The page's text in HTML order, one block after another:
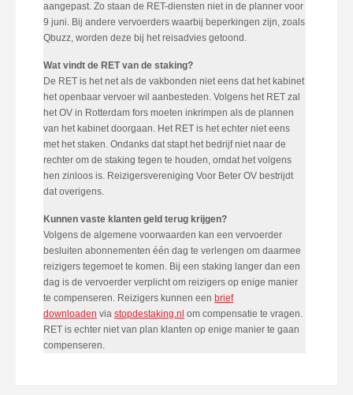
aangepast. Zo staan de RET-diensten niet in de planner voor
9 juni. Bij andere vervoerders waarbij beperkingen zijn, zoals
Qbuzz, worden deze bij het reisadvies getoond.
Wat vindt de RET van de staking?
De RET is het net als de vakbonden niet eens dat het kabinet
het openbaar vervoer wil aanbesteden. Volgens het RET zal
het OV in Rotterdam fors moeten inkrimpen als de plannen
van het kabinet doorgaan. Het RET is het echter niet eens
met het staken. Ondanks dat stapt het bedrijf niet naar de
rechter om de staking tegen te houden, omdat het volgens
hen zinloos is. Reizigersvereniging Voor Beter OV bestrijdt
dat overigens.
Kunnen vaste klanten geld terug krijgen?
Volgens de algemene voorwaarden kan een vervoerder
besluiten abonnementen één dag te verlengen om daarmee
reizigers tegemoet te komen. Bij een staking langer dan een
dag is de vervoerder verplicht om reizigers op enige manier
te compenseren. Reizigers kunnen een brief
downloaden via stopdestaking.nl om compensatie te vragen.
RET is echter niet van plan klanten op enige manier te gaan
compenseren.